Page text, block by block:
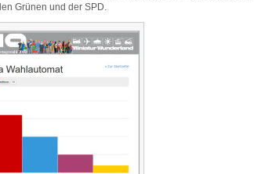
Grünen und der SPD.